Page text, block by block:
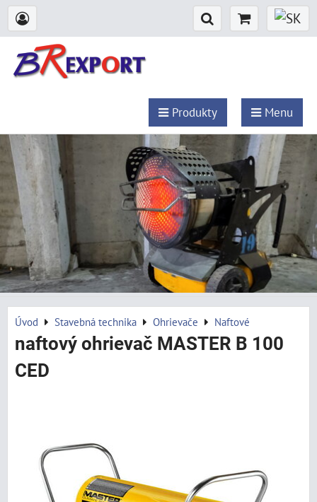
Produkty Menu
Úvod Stavebná technika Ohrievače Naftové
naftový ohrievač MASTER B 100
CED